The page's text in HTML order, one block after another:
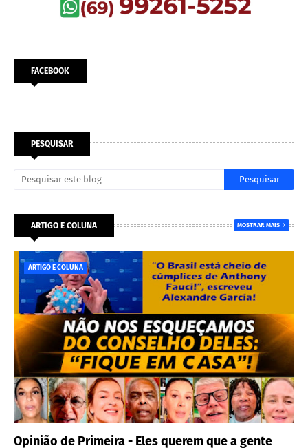
FACEBOOK
PESQUISAR
ARTIGO E COLUNA MOSTRAR MAIS
ARTIGO E COLUNA
Opinião de Primeira - Eles querem que a gente